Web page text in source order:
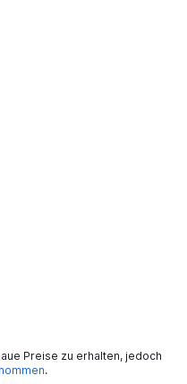
Preise zu erhalten, jedoch
.